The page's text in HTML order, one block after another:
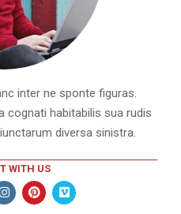
inter ne sponte figuras.
cognati habitabilis sua rudis
diversa sinistra.
WITH US